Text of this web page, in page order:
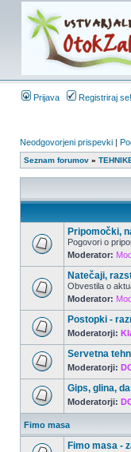
Prijava Registriraj se!
Neodgovorjeni prispevki |
Seznam forumov »
Pripomočki,
Pogovori o
Moderator:
Natečaji,
Obvestila o
Moderator:
Postopki -
Moderatorji:
Servetna
Moderatorji:
Gips, glina,
Moderatorji:
Fimo masa
Fimo masa -